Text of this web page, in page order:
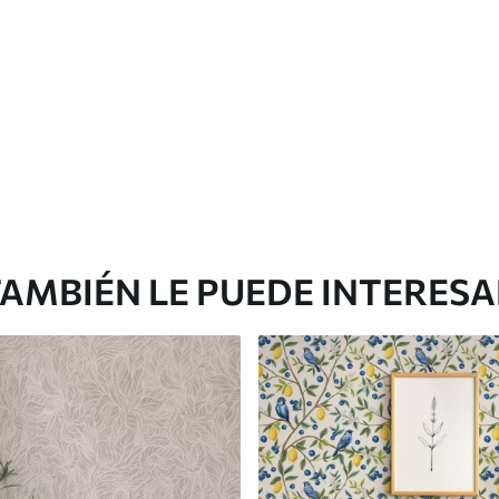
LE PUEDE